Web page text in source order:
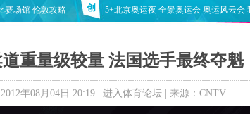
赛场馆 伦敦攻略
创
5+北京奥运夜 全景奥运会 奥运风云会
重量级较量 法国选手最终夺魁
年08月04日 20:19 | 进入体育论坛 | 来源：CNTV